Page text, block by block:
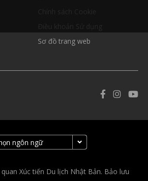
Sơ đồ trang web
Xúc tiến Du lịch Nhật Bản. Bảo lưu